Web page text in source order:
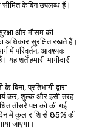
सीमित केबिन उपलब्ध हैं।
और मौसम की
अधिकार सुरक्षित रखते हैं।
में परिवर्तन, आवश्यक
शर्तें हमारी भागीदारी
प्रतिभागी द्वारा
कर, शुल्क और इसी तरह
तीसरे पक्ष को की गई
में कुल राशि से 85% की
जाएगा।